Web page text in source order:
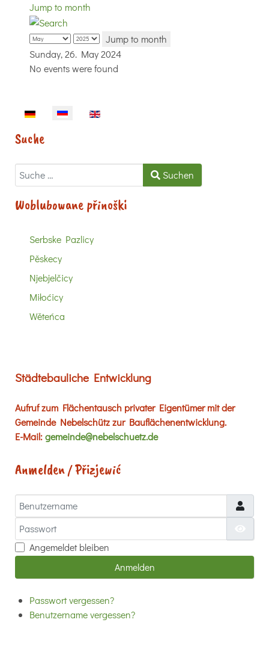
Jump to month
Jump to month
Sunday, 26. May 2024
No events were found
Sprache auswählen
Suche
Suchen Suchen
Woblubowane přinoški
Serbske Pazlicy
Pěskecy
Njebjelčicy
Miłoćicy
Wěteńca
Städtebauliche Entwicklung
Aufruf zum Flächentausch privater Eigentümer mit der
Gemeinde Nebelschütz zur Bauflächenentwicklung.
E-Mail:gemeinde@nebelschuetz.de
Anmelden / Přizjewić
Benutzername
Passwort
Angemeldet bleiben
Anmelden
Passwort vergessen?
Benutzername vergessen?